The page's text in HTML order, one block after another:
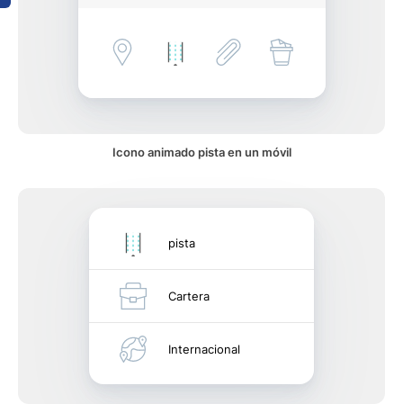
Icono animado pista en un móvil
pista
Cartera
Internacional